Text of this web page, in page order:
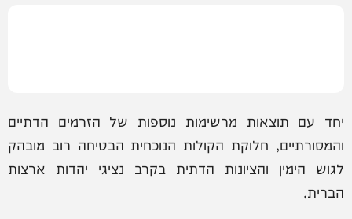
יחד עם תוצאות מרשימות נוספות של הזרמים הדתיים
והמסורתיים, חלוקת הקולות הנוכחית הבטיחה רוב מובהק
לגוש הימין והציונות הדתית בקרב נציגי יהדות ארצות
הברית.